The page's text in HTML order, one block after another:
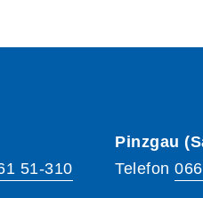
51-310
Pinzgau
Telefon